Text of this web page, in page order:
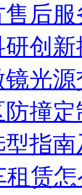
后
创
光
撞
指
租赁